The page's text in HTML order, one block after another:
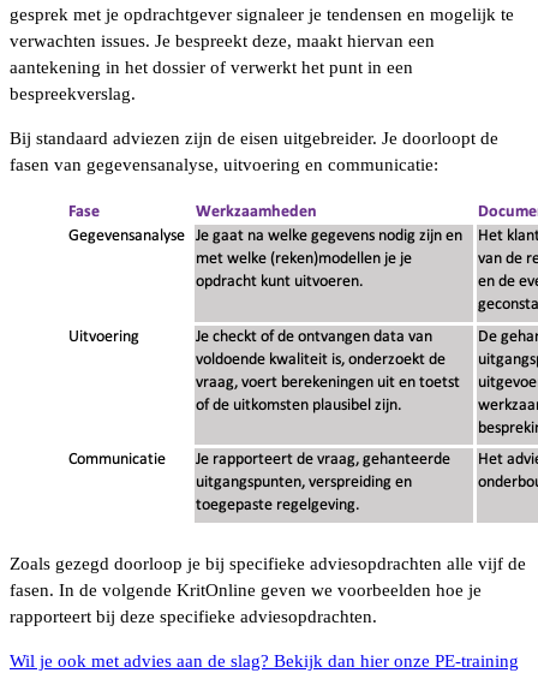
gesprek met je opdrachtgever signaleer je tendensen en mogelijk te
verwachten issues. Je bespreekt deze, maakt hiervan een
aantekening in het dossier of verwerkt het punt in een
bespreekverslag.
Bij standaard adviezen zijn de eisen uitgebreider. Je doorloopt de
fasen van gegevensanalyse, uitvoering en communicatie:
Zoals gezegd doorloop je bij specifieke adviesopdrachten alle vijf de
fasen. In de volgende KritOnline geven we voorbeelden hoe je
rapporteert bij deze specifieke adviesopdrachten.
Wil je ook met advies aan de slag? Bekijk dan hier onze PE-training